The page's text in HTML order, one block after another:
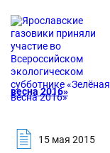
весна 2016»
15 мая 2015